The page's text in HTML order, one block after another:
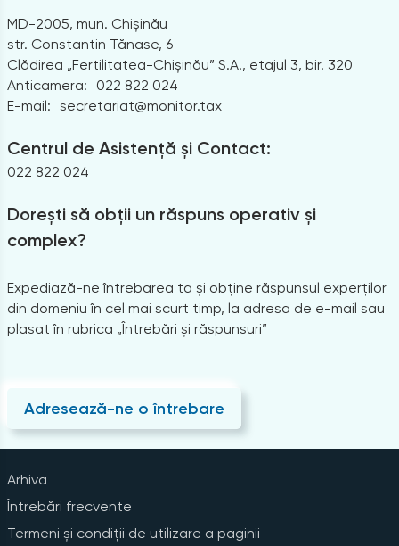
MD-2005, mun. Chișinău
str. Constantin Tănase, 6
Clădirea „Fertilitatea-Chișinău” S.A., etajul 3, bir. 320
Anticamera:
022 822 024
E-mail: secretariat@monitor.tax
Centrul de Asistență și Contact:
022 822 024
Dorești să obții un răspuns operativ și
complex?
Expediază-ne întrebarea ta și obține răspunsul experților
din domeniu în cel mai scurt timp, la adresa de e-mail sau
plasat în rubrica „Întrebări și răspunsuri”
Adresează-ne o întrebare
Arhiva
Întrebări frecvente
Termeni și condiții de utilizare a paginii